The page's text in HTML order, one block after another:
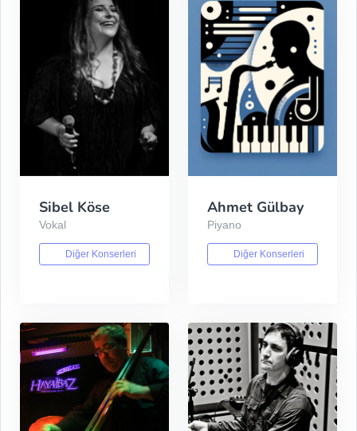
Sibel Köse
Vokal
Diğer Konserleri
Ahmet Gülbay
Piyano
Diğer Konserleri